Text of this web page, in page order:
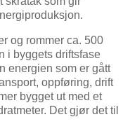
og rommer ca. 500
i byggets driftsfase
energien som er gått
oppføring, drift
bygget ut med et
Det gjør det til